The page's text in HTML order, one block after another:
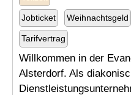
Jobticket Weihnachtsgeld
Tarifvertrag
Willkommen in der
Alsterdorf. Als